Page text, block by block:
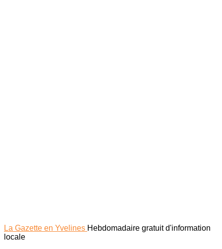
La Gazette en Yvelines Hebdomadaire gratuit d'information
locale